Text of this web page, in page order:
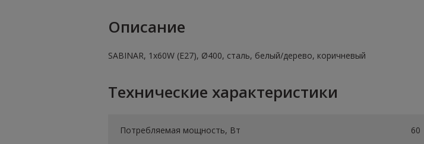
Описание
SABINAR, 1х60W (E27), Ø400, сталь, белый/дерево, коричневый
Технические характеристики
Потребляемая мощность, Вт 60